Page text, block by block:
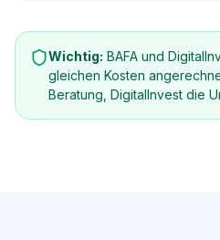
Wichtig: BAFA und
gleichen Kosten
Beratung, DigitalInvest die